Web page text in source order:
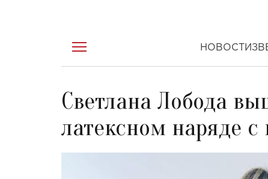
НОВОСТИ
Светлана Лобода
латексном наряде